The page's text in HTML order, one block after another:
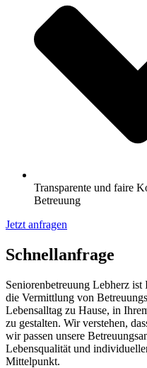
Transparente und faire
Betreuung
Jetzt anfragen
Schnell­anfrage
Seniorenbetreuung Lebherz
die Vermittlung von
Lebensalltag zu Hause, in
zu gestalten. Wir verstehen,
wir passen unsere
Lebensqualität und
Mittelpunkt.